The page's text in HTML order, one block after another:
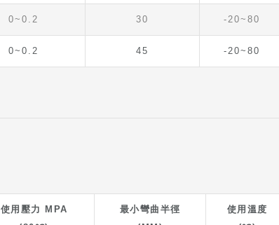
0~0.2 30 -20~80
0~0.2 45 -20~80
使用壓力 MPA
最小彎曲半徑
使用溫度